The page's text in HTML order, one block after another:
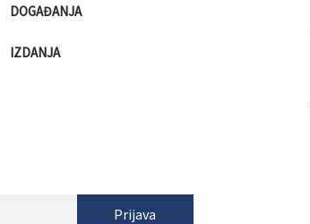
DOGAĐANJA
IZDANJA
Prijava